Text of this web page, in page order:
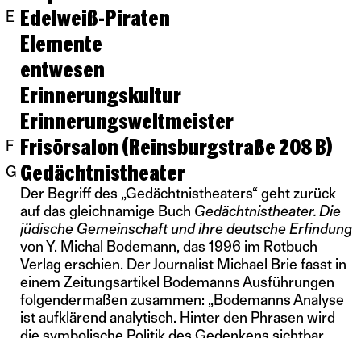
E Edelweiß-Piraten
Elemente
entwesen
Erinnerungskultur
Erinnerungsweltmeister
F Frisörsalon (Reinsburgstraße 208 B)
G Gedächtnistheater
Der Begriff des „Gedächtnistheaters“ geht zurück
auf das gleichnamige Buch Gedächtnistheater. Die
jüdische Gemeinschaft und ihre deutsche Erfindung
von Y. Michal Bodemann, das 1996 im Rotbuch
Verlag erschien. Der Journalist Michael Brie fasst in
einem Zeitungsartikel Bodemanns Ausführungen
folgendermaßen zusammen: „Bodemanns Analyse
ist aufklärend analytisch. Hinter den Phrasen wird